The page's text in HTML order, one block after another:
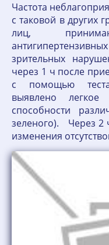
Частота
с таковой в других
лиц,
зрительных
через 1 ч после
с помощью
выявлено
способности
зеленого). Через 2
изменения